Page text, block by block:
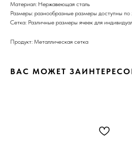
Материал: Нержавеющая сталь
Размеры: разнообразные размеры доступны по
Сетка: Различные размеры ячеек для
Продукт: Металлическая сетка
ВАС МОЖЕТ